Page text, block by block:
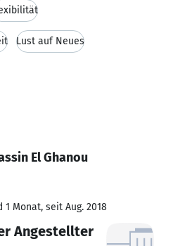
Lust auf Neues
El Ghanou
1 Monat, seit Aug. 2018
Angestellter